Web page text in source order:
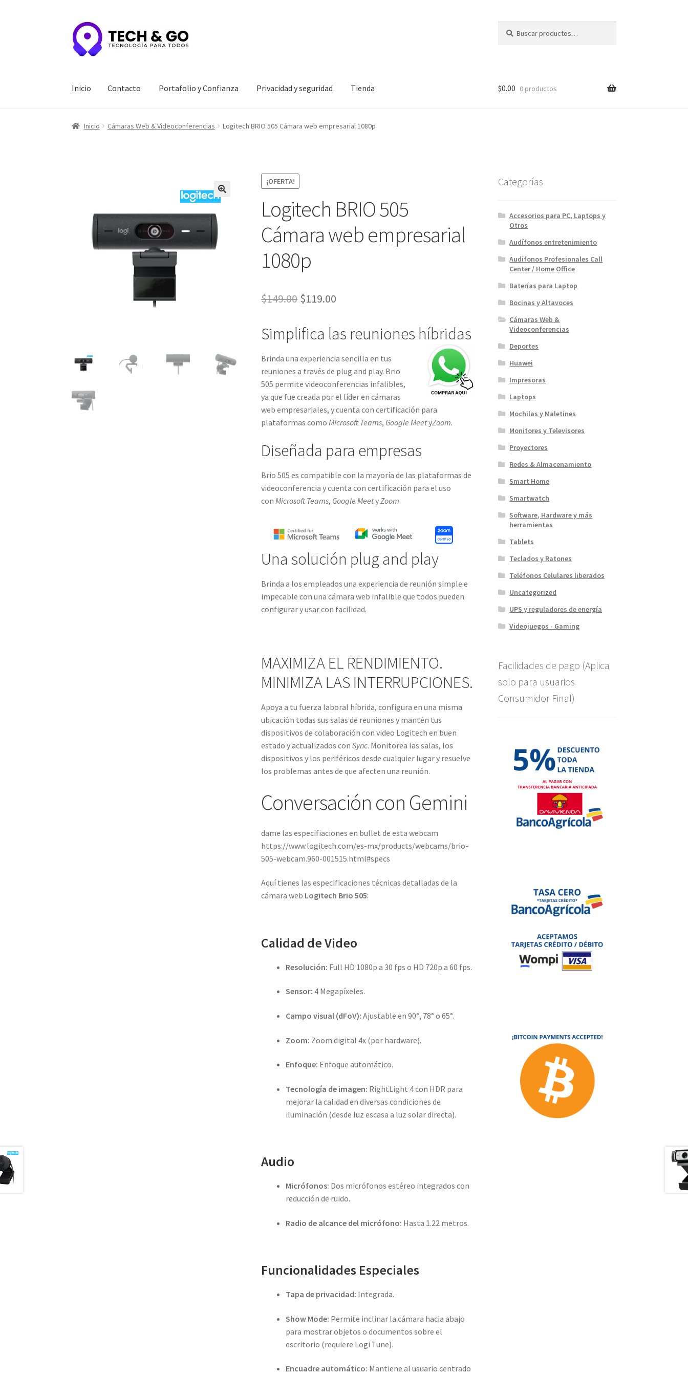
Ir
a
la
Ir
al
contenido
por:
Inicio Contacto Portafolio y Confianza Privacidad y seguridad Tienda
Inicio Contacto Portafolio y Confianza Privacidad y seguridad Tienda
$0.00 0 productos
Inicio Cámaras Web & Videoconferencias Logitech BRIO 505 Cámara web empresarial 1080p
¡OFERTA!
Logitech BRIO 505
Cámara web empresarial
1080p
$149.00 El
original
$149.00.
$119.00
actual
$119.00.
Simplifica las reuniones híbridas
Brinda una experiencia sencilla en tus
reuniones a través de plug and play. Brio
505 permite videoconferencias infalibles,
ya que fue creada por el líder en cámaras
web empresariales, y cuenta con certificación para
plataformas como Microsoft Teams, Google MeetyZoom.
Diseñada para empresas
Brio 505 es compatible con la mayoría de las plataformas de
videoconferencia y cuenta con certificación para el uso
con Microsoft Teams, Google MeetyZoom.
Una solución plug and play
Brinda a los empleados una experiencia de reunión simple e
impecable con una cámara web infalible que todos pueden
configurar y usar con facilidad.
MAXIMIZA EL RENDIMIENTO.
MINIMIZA LAS INTERRUPCIONES.
Apoya a tu fuerza laboral híbrida, configura en una misma
ubicación todas sus salas de reuniones y mantén tus
dispositivos de colaboración con video Logitech en buen
estado y actualizados conSync. Monitorea las salas, los
dispositivos y los periféricos desde cualquier lugar y resuelve
los problemas antes de que afecten una reunión.
Conversación con Gemini
dame las especifiaciones en bullet de esta webcam
https://www.logitech.com/es-mx/products/webcams/brio-
505-webcam.960-001515.html#specs
Aquí tienes las especificaciones técnicas detalladas de la
cámara web Logitech Brio 505:
Calidad de Video
Resolución: Full HD 1080p a 30 fps o HD 720p a 60 fps.
Sensor: 4 Megapíxeles.
Campo visual (dFoV): Ajustable en 90°, 78° o 65°.
Zoom: Zoom digital 4x (por hardware).
Enfoque: Enfoque automático.
Tecnología de imagen: RightLight 4 con HDR para
mejorar la calidad en diversas condiciones de
iluminación (desde luz escasa a luz solar directa).
Audio
Micrófonos: Dos micrófonos estéreo integrados con
reducción de ruido.
Radio de alcance del micrófono: Hasta 1.22 metros.
Funcionalidades Especiales
Tapa de privacidad: Integrada.
Show Mode: Permite inclinar la cámara hacia abajo
para mostrar objetos o documentos sobre el
escritorio (requiere Logi Tune).
Encuadre automático: Mantiene al usuario centrado
Categorías
Accesorios para PC, Laptops y
Otros
Audífonos entretenimiento
Audifonos Profesionales Call
Center / Home Office
Baterías para Laptop
Bocinas y Altavoces
Cámaras Web &
Videoconferencias
Deportes
Huawei
Impresoras
Laptops
Mochilas y Maletines
Monitores y Televisores
Proyectores
Redes & Almacenamiento
Smart Home
Smartwatch
Software, Hardware y más
herramientas
Tablets
Teclados y Ratones
Teléfonos Celulares liberados
Uncategorized
UPS y reguladores de energía
Videojuegos - Gaming
Facilidades de pago (Aplica
solo para usuarios
Consumidor Final)